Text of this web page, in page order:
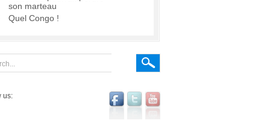
son marteau
Quel Congo !
us: